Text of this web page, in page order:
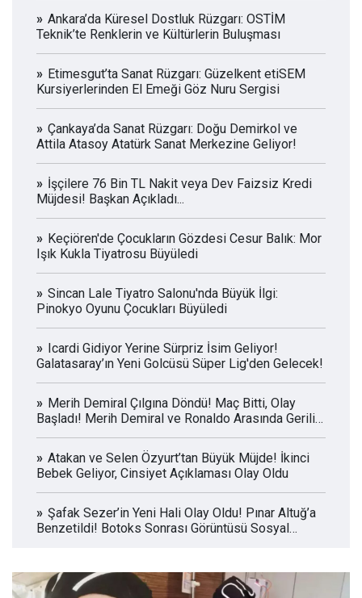
Ankara’da Küresel Dostluk Rüzgarı: OSTİM
Teknik’te Renklerin ve Kültürlerin Buluşması
Etimesgut’ta Sanat Rüzgarı: Güzelkent etiSEM
Kursiyerlerinden El Emeği Göz Nuru Sergisi
Çankaya’da Sanat Rüzgarı: Doğu Demirkol ve
Attila Atasoy Atatürk Sanat Merkezine Geliyor!
İşçilere 76 Bin TL Nakit veya Dev Faizsiz Kredi
Müjdesi! Başkan Açıkladı...
Keçiören'de Çocukların Gözdesi Cesur Balık: Mor
Işık Kukla Tiyatrosu Büyüledi
Sincan Lale Tiyatro Salonu'nda Büyük İlgi:
Pinokyo Oyunu Çocukları Büyüledi
Icardi Gidiyor Yerine Sürpriz İsim Geliyor!
Galatasaray’ın Yeni Golcüsü Süper Lig'den Gelecek!
Merih Demiral Çılgına Döndü! Maç Bitti, Olay
Başladı! Merih Demiral ve Ronaldo Arasında Gerilim
Atakan ve Selen Özyurt’tan Büyük Müjde! İkinci
Bebek Geliyor, Cinsiyet Açıklaması Olay Oldu
Şafak Sezer’in Yeni Hali Olay Oldu! Pınar Altuğ’a
Benzetildi! Botoks Sonrası Görüntüsü Sosyal